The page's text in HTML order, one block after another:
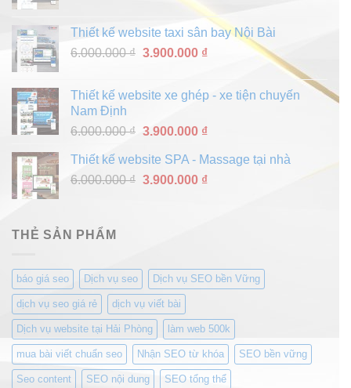
6.000.000 ₫.
tại
là:
3.900.000 ₫.
Thiết kế website taxi sân bay Nội Bài
6.000.000₫ Giá
6.000.000 ₫.
3.900.000 ₫Giá
là:
Thiết kế website xe ghép - xe tiện chuyến
Nam Định
6.000.000₫ Giá
là:
6.000.000 ₫.
3.900.000 ₫Giá
tại
là:
Thiết kế website SPA - Massage tại nhà
6.000.000₫ Giá
3.900.000 ₫Giá
THẺ SẢN PHẨM
báo giá seo Dịch vụ seo Dịch vụ SEO bền Vững
dịch vụ seo giá rẻ dịch vụ viết bài
Dịch vụ website tại Hải Phòng làm web 500k
mua bài viết chuẩn seo Nhận SEO từ khóa SEO bền vững
Seo content SEO nội dung SEO tổng thể